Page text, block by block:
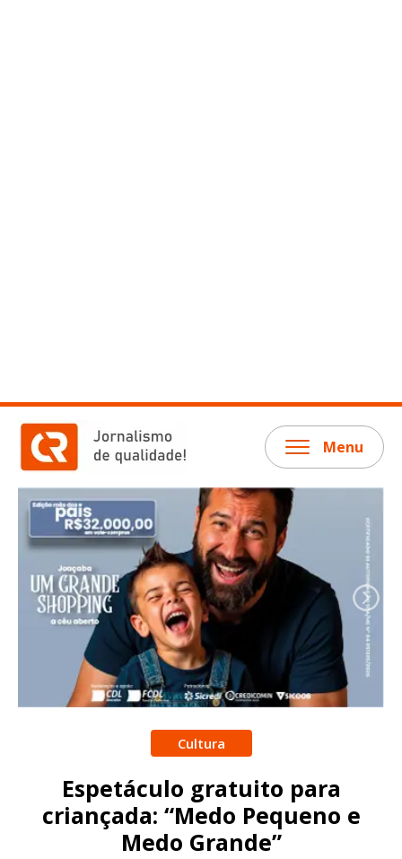
Menu
Cultura
Espetáculo gratuito para
criançada: “Medo Pequeno e
Medo Grande”